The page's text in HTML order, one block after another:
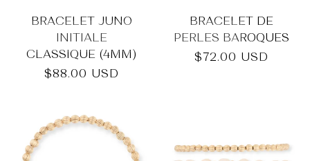
BRACELET JUNO
INITIALE
CLASSIQUE (4MM)
Prix
$88.00 USD
BRACELET DE
PERLES BAROQUES
Prix
$72.00 USD